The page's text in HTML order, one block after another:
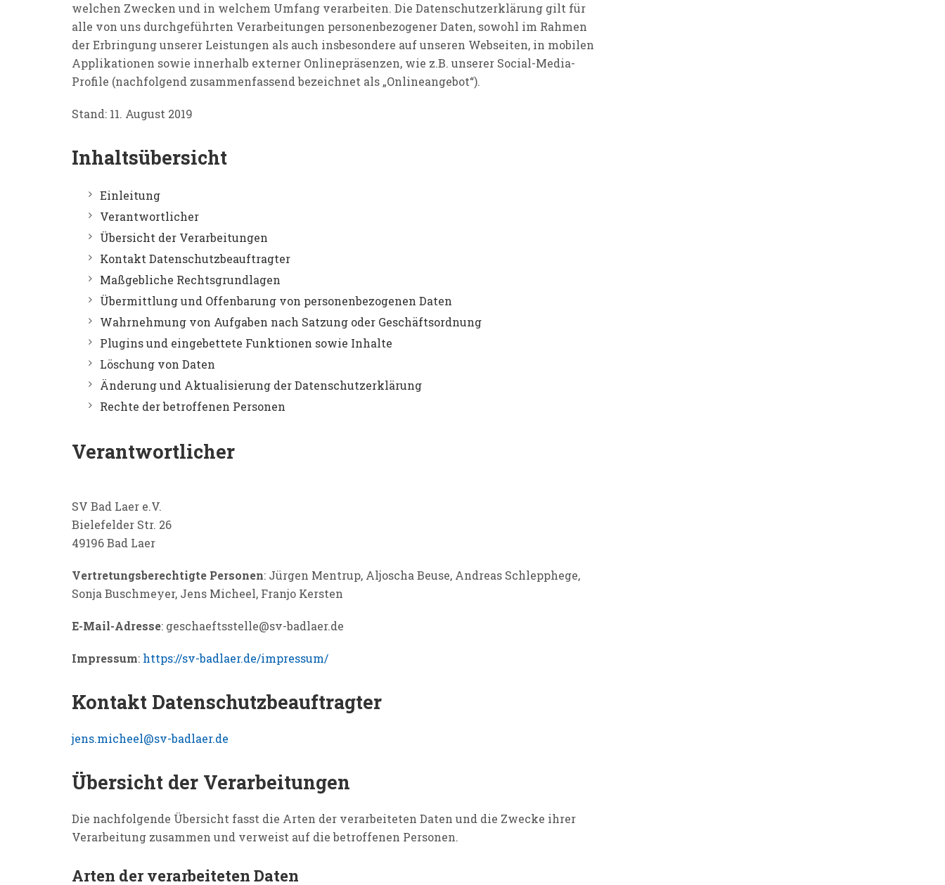
welchen Zwecken und in welchem Umfang verarbeiten. Die Datenschutzerklärung gilt für
alle von uns durchgeführten Verarbeitungen personenbezogener Daten, sowohl im Rahmen
der Erbringung unserer Leistungen als auch insbesondere auf unseren Webseiten, in mobilen
Applikationen sowie innerhalb externer Onlinepräsenzen, wie z.B. unserer Social-Media-
Profile (nachfolgend zusammenfassend bezeichnet als „Onlineangebot“).
Stand: 11. August 2019
Inhaltsübersicht
Einleitung
Verantwortlicher
Übersicht der Verarbeitungen
Kontakt Datenschutzbeauftragter
Maßgebliche Rechtsgrundlagen
Übermittlung und Offenbarung von personenbezogenen Daten
Wahrnehmung von Aufgaben nach Satzung oder Geschäftsordnung
Plugins und eingebettete Funktionen sowie Inhalte
Löschung von Daten
Änderung und Aktualisierung der Datenschutzerklärung
Rechte der betroffenen Personen
Verantwortlicher
SV Bad Laer e.V.
Bielefelder Str. 26
49196 Bad Laer
Vertretungsberechtigte Personen: Jürgen Mentrup, Aljoscha Beuse, Andreas Schlepphege,
Sonja Buschmeyer, Jens Micheel, Franjo Kersten
E-Mail-Adresse: geschaeftsstelle@sv-badlaer.de
Impressum: https://sv-badlaer.de/impressum/
Kontakt Datenschutzbeauftragter
jens.micheel@sv-badlaer.de
Übersicht der Verarbeitungen
Die nachfolgende Übersicht fasst die Arten der verarbeiteten Daten und die Zwecke ihrer
Verarbeitung zusammen und verweist auf die betroffenen Personen.
Arten der verarbeiteten Daten